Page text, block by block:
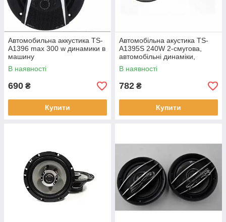
Автомобильна аккустика TS-
A1396 max 300 w динамики в
машину
В наявності
690 ₴
Купити
Автомобільна акустика TS-
A1395S 240W 2-смугова,
автомобільні динаміки,
колонки в машину,
автоакустика
В наявності
782 ₴
Купити